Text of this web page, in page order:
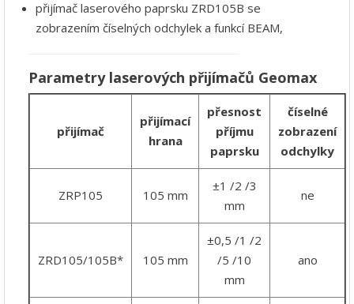
přijímač laserového paprsku ZRD105B se
zobrazením číselných odchylek a funkcí BEAM,
Parametry laserových přijímačů Geomax
přijímač
přijímací
hrana
přesnost
příjmu
paprsku
číselné
zobrazení
odchylky
ZRP105 105 mm
±1 /2 /3
mm
ne
ZRD105/105B* 105 mm
±0,5 /1 /2
/5 /10
mm
ano